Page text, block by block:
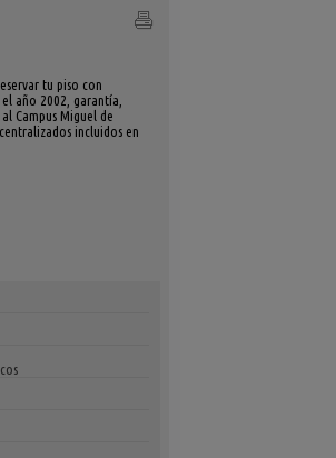
tu piso con
año 2002, garantía,
Campus Miguel de
incluidos en